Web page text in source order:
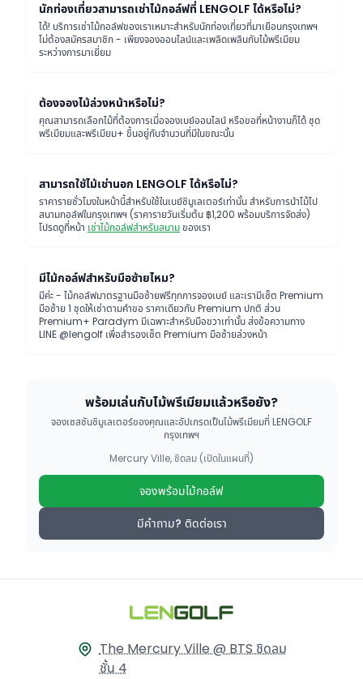
นักท่องเที่ยวสามารถเช่าไม้กอล์ฟที่ LENGOLF ได้หรือไม่?
ได้! บริการเช่าไม้กอล์ฟของเราเหมาะสำหรับนักท่องเที่ยวที่มาเยือนกรุงเทพฯ
ไม่ต้องสมัครสมาชิก - เพียงจองออนไลน์และเพลิดเพลินกับไม้พรีเมียม
ระหว่างการมาเยี่ยม
ต้องจองไม้ล่วงหน้าหรือไม่?
คุณสามารถเลือกไม้ที่ต้องการเมื่อจองเบย์ออนไลน์ หรือขอที่หน้างานก็ได้ ชุด
พรีเมียมและพรีเมียม+ ขึ้นอยู่กับจำนวนที่มีในขณะนั้น
สามารถใช้ไม้เช่านอก LENGOLF ได้หรือไม่?
ราคารายชั่วโมงในหน้านี้สำหรับใช้ในเบย์ซิมูเลเตอร์เท่านั้น สำหรับการนำไม้ไป
สนามกอล์ฟในกรุงเทพฯ (ราคารายวันเริ่มต้น ฿1,200 พร้อมบริการจัดส่ง)
โปรดดูที่หน้า เช่าไม้กอล์ฟสำหรับสนามของเรา
มีไม้กอล์ฟสำหรับมือซ้ายไหม?
มีค่ะ - ไม้กอล์ฟมาตรฐานมือซ้ายฟรีทุกการจองเบย์ และเรามีเซ็ต Premium
มือซ้าย 1 ชุดให้เช่าตามคำขอ ราคาเดียวกับ Premium ปกติ ส่วน
Premium+ Paradym มีเฉพาะสำหรับมือขวาเท่านั้น ส่งข้อความทาง
LINE @lengolf เพื่อสำรองเซ็ต Premium มือซ้ายล่วงหน้า
พร้อมเล่นกับไม้พรีเมียมแล้วหรือยัง?
จองเซสชันซิมูเลเตอร์ของคุณและอัปเกรดเป็นไม้พรีเมียมที่ LENGOLF
กรุงเทพฯ
Mercury Ville, ชิดลม (เปิดในแผนที่)
จองพร้อมไม้กอล์ฟ
มีคำถาม? ติดต่อเรา
The Mercury Ville @ BTS ชิดลม
ชั้น 4